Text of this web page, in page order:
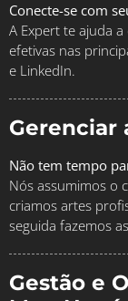
Conecte-se com
A Expert te ajuda
efetivas nas
e LinkedIn.
Gerenciar
Não tem tempo
Nós assumimos o
criamos artes
seguida fazemos
Gestão e